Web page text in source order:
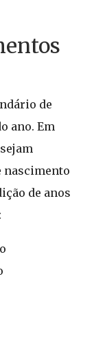
de
ano. Em
nascimento
de anos